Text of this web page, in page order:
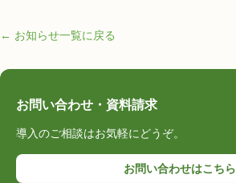
← お知らせ一覧に戻る
お問い合わせ・資料請求
導入のご相談はお気軽にどうぞ。
お問い合わせはこちら